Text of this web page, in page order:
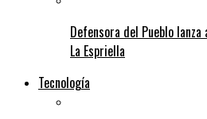
Defensora del Pueblo
La Espriella
Tecnología